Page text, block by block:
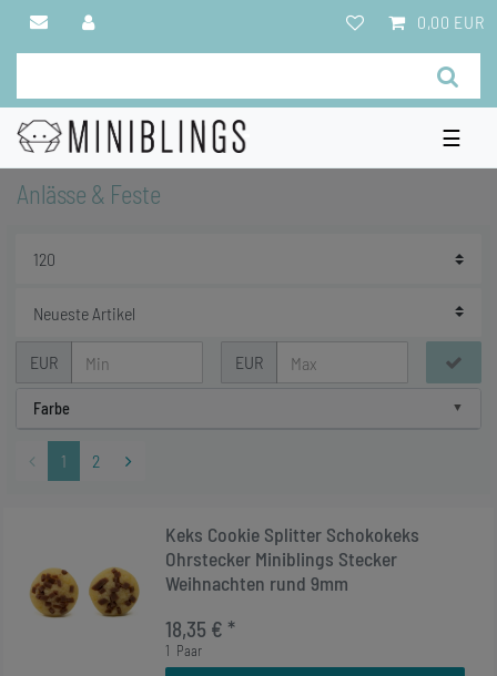
0,00 EUR
☰
Anlässe & Feste
EUR EUR
Farbe
1 2
Keks Cookie Splitter Schokokeks
Ohrstecker Miniblings Stecker
Weihnachten rund 9mm
18,35 € *
1 Paar